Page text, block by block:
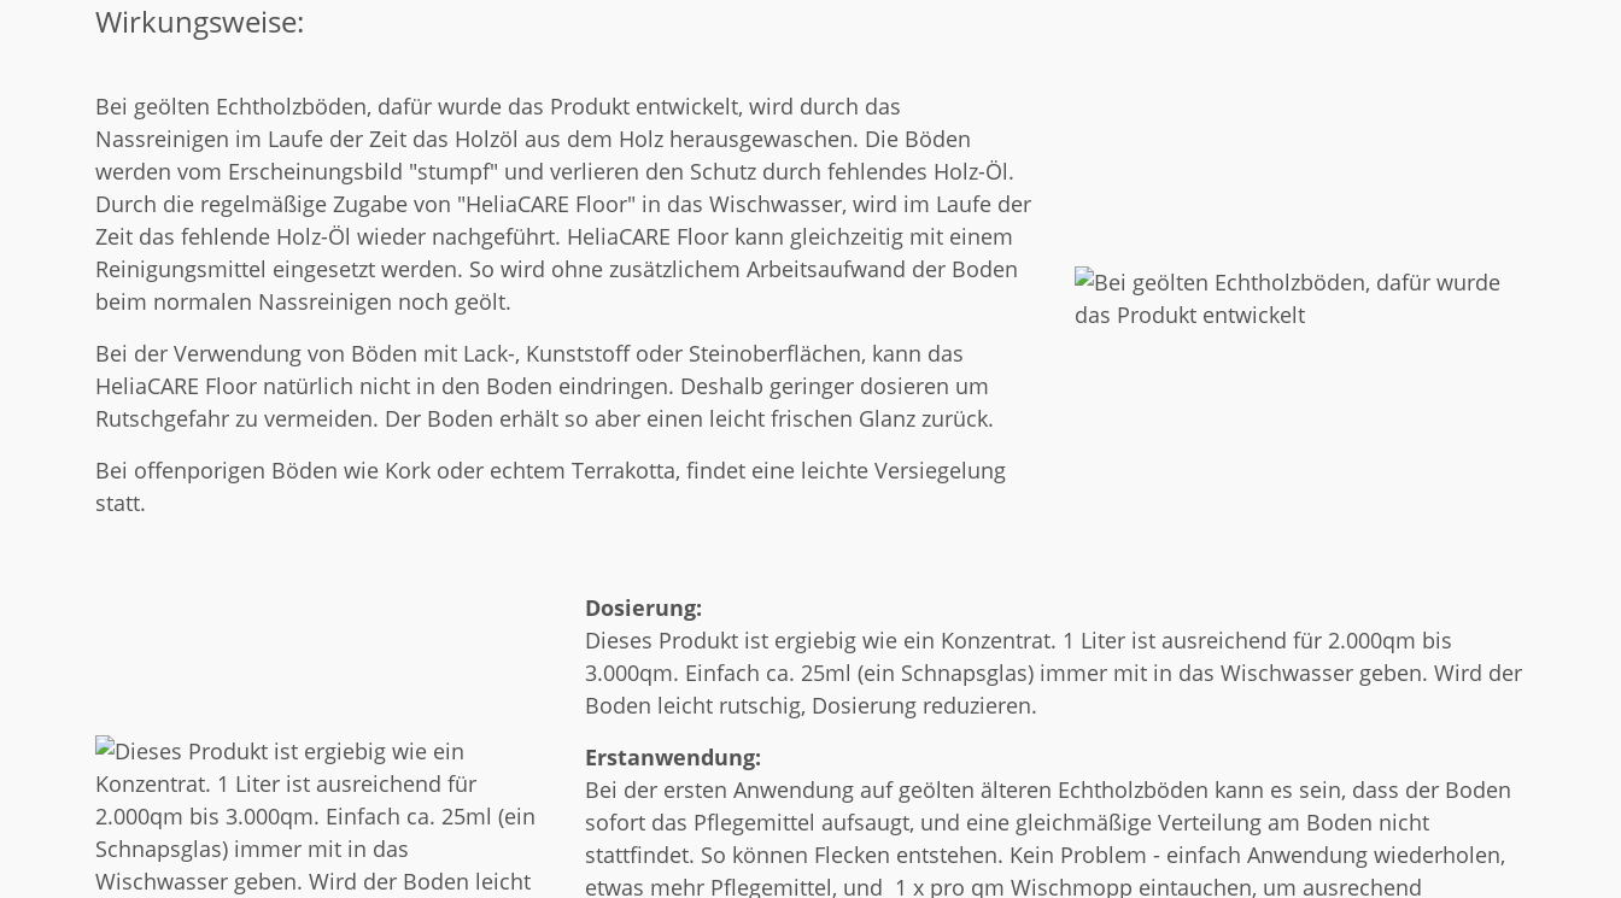
Wirkungsweise:
Bei geölten Echtholzböden, dafür wurde das Produkt entwickelt, wird durch das
Nassreinigen im Laufe der Zeit das Holzöl aus dem Holz herausgewaschen. Die Böden
werden vom Erscheinungsbild "stumpf" und verlieren den Schutz durch fehlendes Holz-Öl.
Durch die regelmäßige Zugabe von "HeliaCARE Floor" in das Wischwasser, wird im Laufe der
Zeit das fehlende Holz-Öl wieder nachgeführt. HeliaCARE Floor kann gleichzeitig mit einem
Reinigungsmittel eingesetzt werden. So wird ohne zusätzlichem Arbeitsaufwand der Boden
beim normalen Nassreinigen noch geölt.
Bei der Verwendung von Böden mit Lack-, Kunststoff oder Steinoberflächen, kann das
HeliaCARE Floor natürlich nicht in den Boden eindringen. Deshalb geringer dosieren um
Rutschgefahr zu vermeiden. Der Boden erhält so aber einen leicht frischen Glanz zurück.
Bei offenporigen Böden wie Kork oder echtem Terrakotta, findet eine leichte Versiegelung
statt.
Dosierung:
Dieses Produkt ist ergiebig wie ein Konzentrat. 1 Liter ist ausreichend für 2.000qm bis
3.000qm. Einfach ca. 25ml (ein Schnapsglas) immer mit in das Wischwasser geben. Wird der
Boden leicht rutschig, Dosierung reduzieren.
Erstanwendung:
Bei der ersten Anwendung auf geölten älteren Echtholzböden kann es sein, dass der Boden
sofort das Pflegemittel aufsaugt, und eine gleichmäßige Verteilung am Boden nicht
stattfindet. So können Flecken entstehen. Kein Problem - einfach Anwendung wiederholen,
etwas mehr Pflegemittel, und 1 x pro qm Wischmopp eintauchen, um ausrechend